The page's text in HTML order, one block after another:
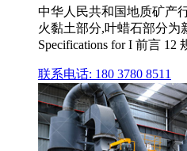
中华人民共和国地质矿产
火黏土部分,叶蜡石部分为
Specifications for I 前言 12
联系电话: 180 3780 8511